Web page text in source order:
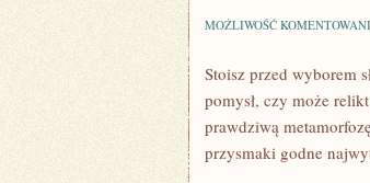
MOŻLIWOŚĆ
Stoisz przed wyborem
pomysł, czy może
prawdziwą
przysmaki godne